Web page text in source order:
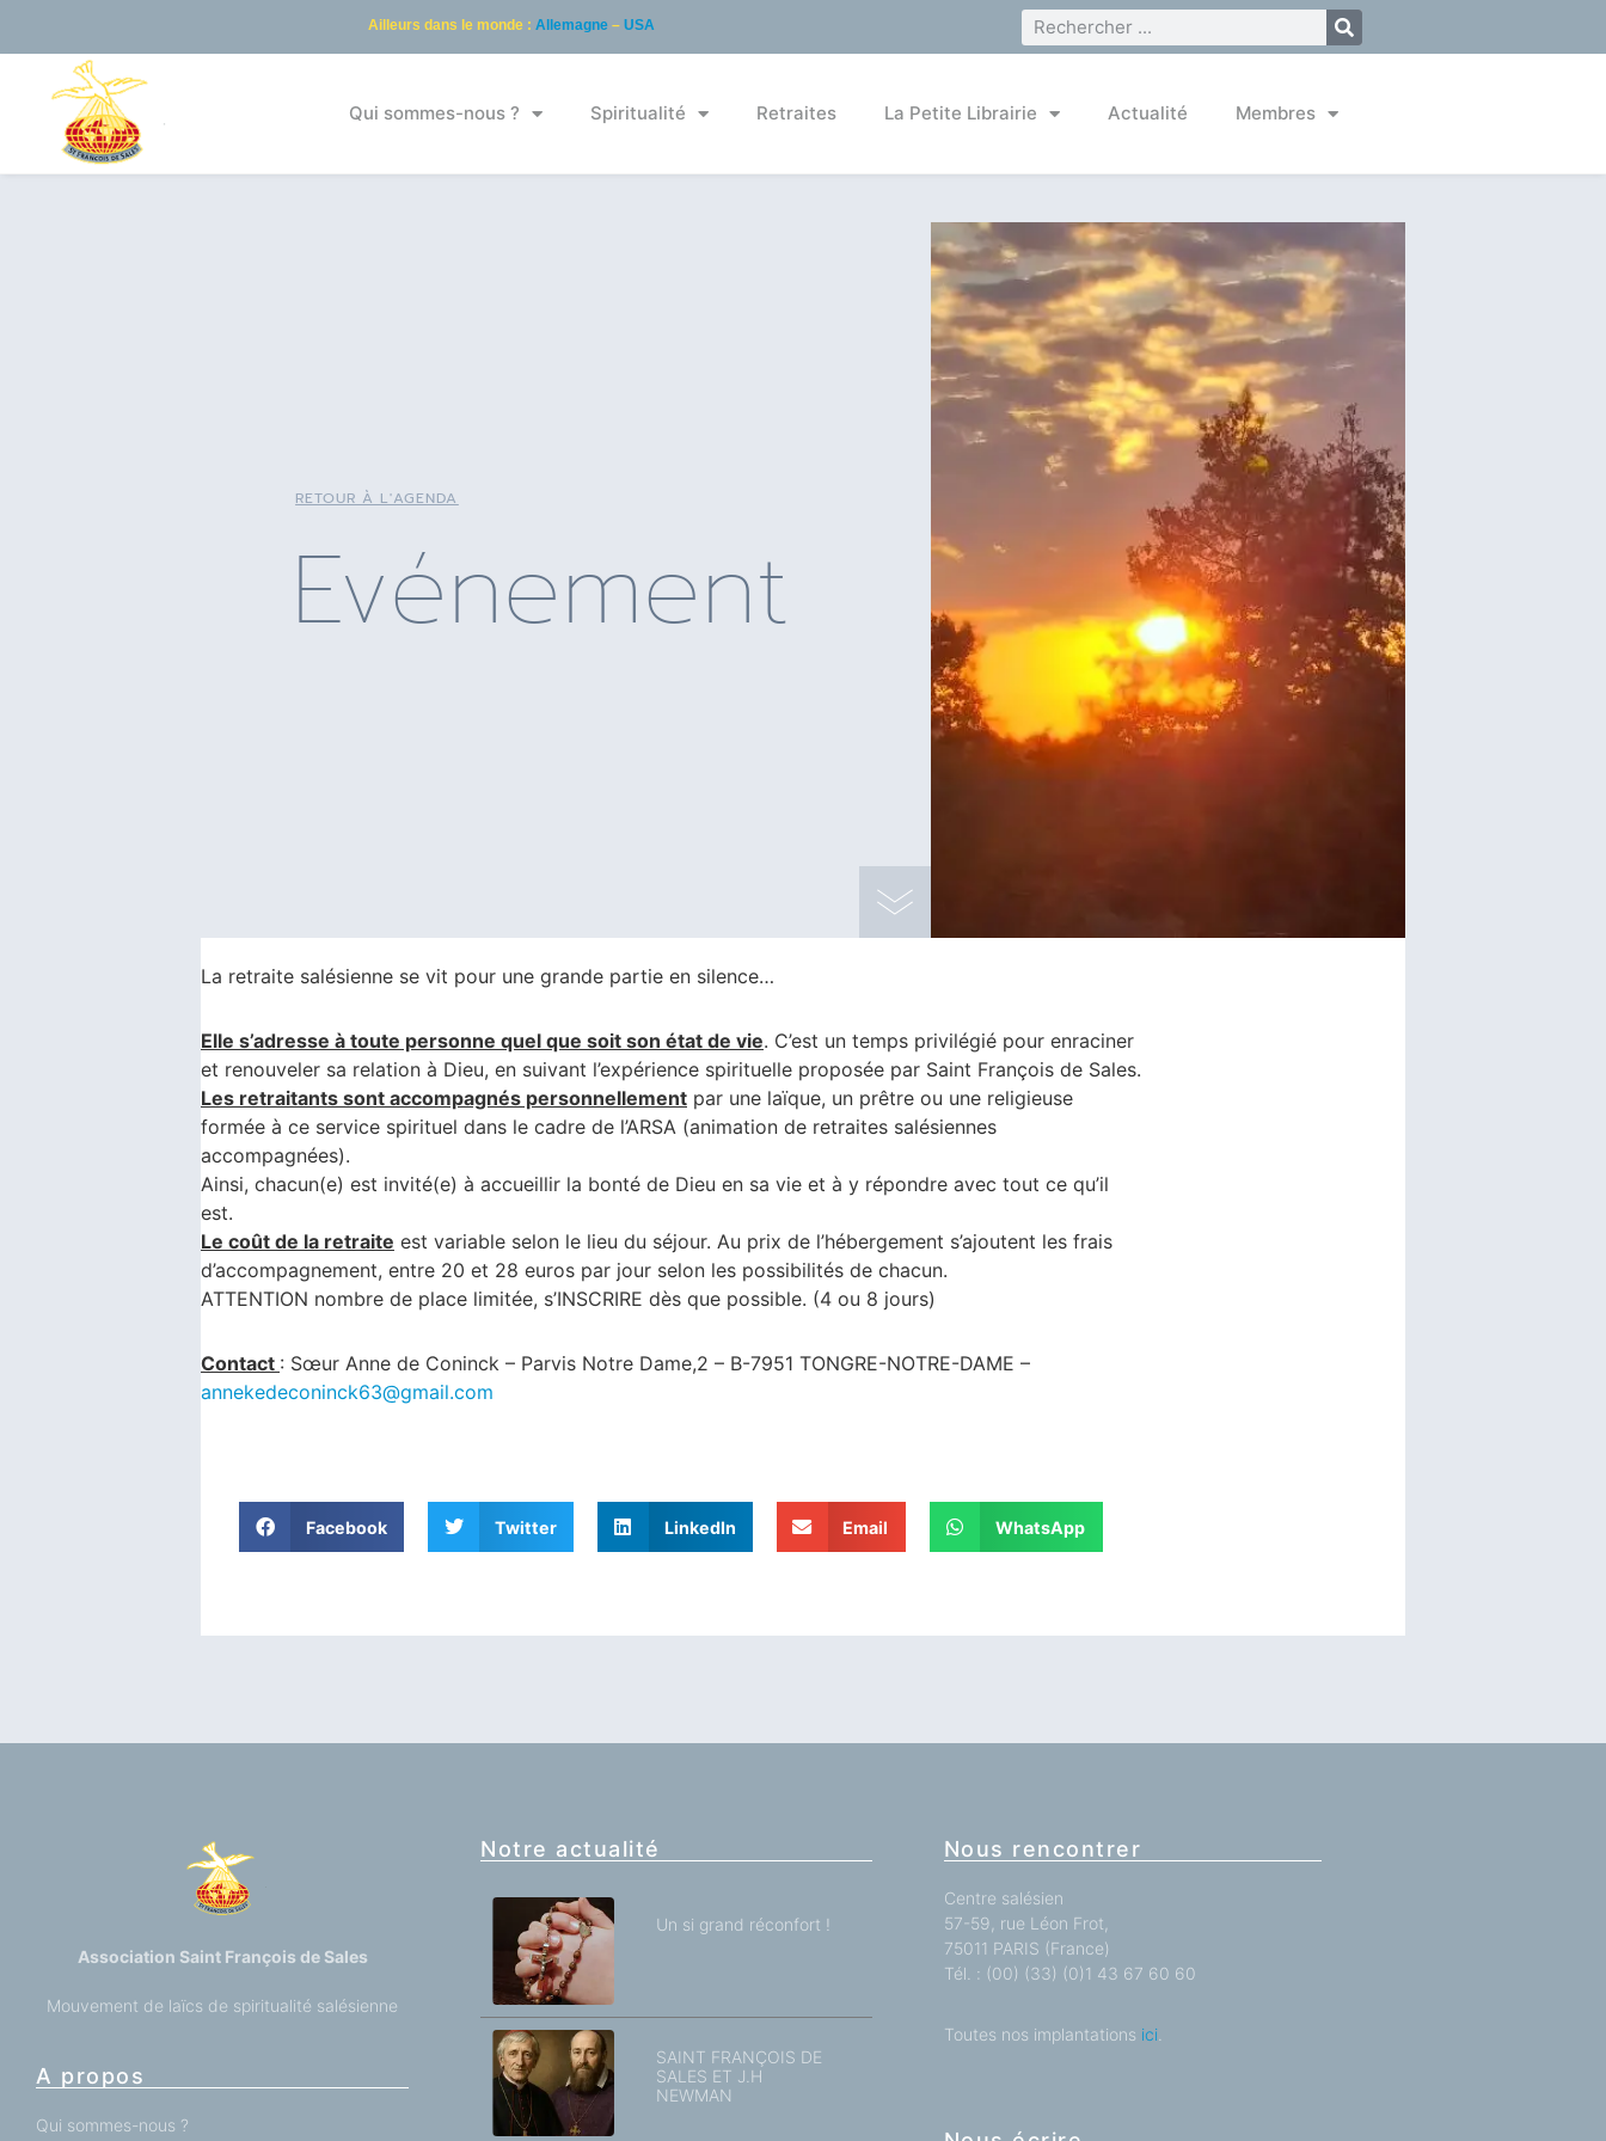
Ailleurs dans le monde : Allemagne– USA
Qui sommes-nous ? Spiritualité Retraites La Petite Librairie Actualité Membres
RETOUR À L'AGENDA
Evénement
La retraite salésienne se vit pour une grande partie en silence…
Elle s’adresse à toute personne quel que soit son état de vie. C’est un temps privilégié pour enraciner
et renouveler sa relation à Dieu, en suivant l’expérience spirituelle proposée par Saint François de Sales.
Les retraitants sont accompagnés personnellement par une laïque, un prêtre ou une religieuse
formée à ce service spirituel dans le cadre de l’ARSA (animation de retraites salésiennes
accompagnées).
Ainsi, chacun(e) est invité(e) à accueillir la bonté de Dieu en sa vie et à y répondre avec tout ce qu’il
est.
Le coût de la retraite est variable selon le lieu du séjour. Au prix de l’hébergement s’ajoutent les frais
d’accompagnement, entre 20 et 28 euros par jour selon les possibilités de chacun.
ATTENTION nombre de place limitée, s’INSCRIRE dès que possible. (4 ou 8 jours)
Contact : Sœur Anne de Coninck – Parvis Notre Dame,2 – B-7951 TONGRE-NOTRE-DAME –
annekedeconinck63@gmail.com
Facebook Twitter LinkedIn Email WhatsApp
Association Saint François de Sales
Mouvement de laïcs de spiritualité salésienne
A propos
Qui sommes-nous ?
Notre actualité
Un si grand réconfort !
SAINT FRANÇOIS DE
SALES ET J.H
NEWMAN
Nous rencontrer
Centre salésien
57-59, rue Léon Frot,
75011 PARIS (France)
Tél. : (00) (33) (0)1 43 67 60 60
Toutes nos implantations ici.